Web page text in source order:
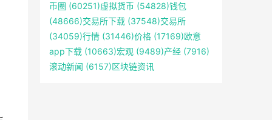
币圈 (60251)虚拟货币 (54828)钱包
(48666)交易所下载 (37548)交易所
(34059)行情 (31446)价格 (17169)欧意
app下载 (10663)宏观 (9489)产经 (7916)
滚动新闻 (6157)区块链资讯